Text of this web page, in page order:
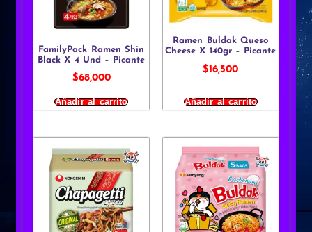
FamilyPack Ramen Shin
Black X 4 Und – Picante
$68,000
Añadir al carrito
Ramen Buldak Queso
Cheese X 140gr – Picante
$16,500
Añadir al carrito